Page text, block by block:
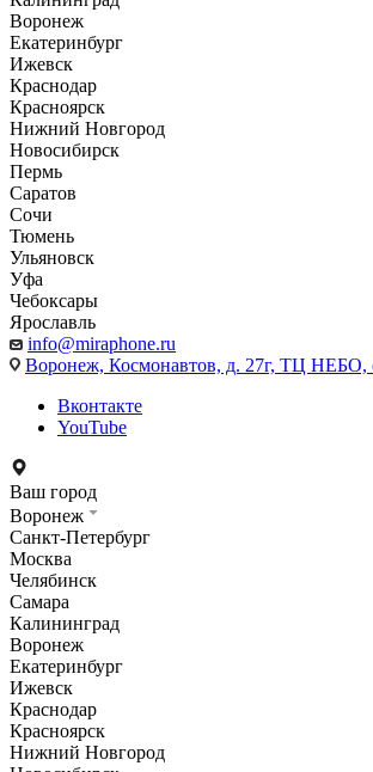
Воронеж
Екатеринбург
Ижевск
Краснодар
Красноярск
Нижний Новгород
Новосибирск
Пермь
Саратов
Сочи
Тюмень
Ульяновск
Уфа
Чебоксары
Ярославль
info@miraphone.ru
Воронеж, Космонавтов, д. 27г, ТЦ
Вконтакте
YouTube
Ваш город
Воронеж
Санкт-Петербург
Москва
Челябинск
Самара
Калининград
Воронеж
Екатеринбург
Ижевск
Краснодар
Красноярск
Нижний Новгород